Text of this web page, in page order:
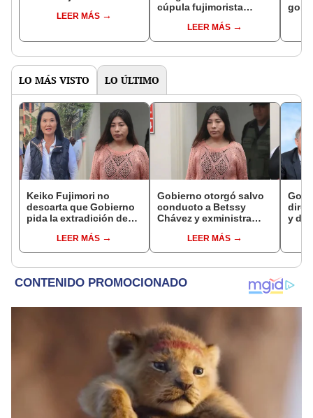
LEER MÁS
cúpula fujimorista
del SenadoLEER MÁS
LO MÁS VISTO LO ÚLTIMO
Keiko Fujimori no
descarta que Gobierno
pida la extradición de
dentro de nuestras
facultades"
LEER MÁS
Gobierno otorgó salvo
conducto a Betssy
Chávez y exministra
madrugadaLEER MÁS
y